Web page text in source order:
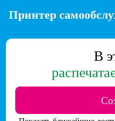
Принтер
В